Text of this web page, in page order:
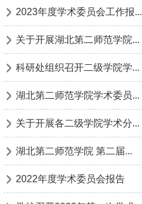
2023年度学术委员会工作报...
关于开展湖北第二师范学院...
科研处组织召开二级学院学...
湖北第二师范学院学术委员...
关于开展各二级学院学术分...
湖北第二师范学院 第二届...
2022年度学术委员会报告